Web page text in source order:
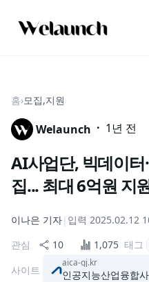
홈›모집,지원
Welaunch · 1년 전
AI사업단, 빅데이터
집... 최대 6억원 지
이나은 기자| 입력 2025.02.12
관심
10 1,075 태그
사이트
aica-gj.kr
인공지능산업융합